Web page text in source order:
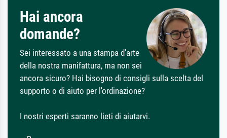
Hai ancora
domande?
Sei interessato a una stampa d'arte
della nostra manifattura, ma non sei
ancora sicuro? Hai bisogno di consigli sulla scelta del
supporto o di aiuto per l'ordinazione?
I nostri esperti saranno lieti di aiutarvi.